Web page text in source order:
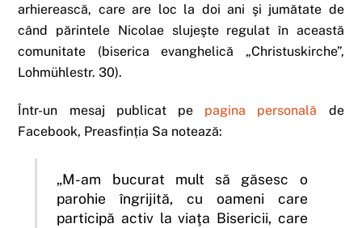
arhierească, care are loc la doi ani şi jumătate de
când părintele Nicolae slujeşte regulat în această
comunitate (biserica evanghelică „Christuskirche”,
Lohmühlestr. 30).
Într-un mesaj publicat pe pagina personală de
Facebook, Preasfinția Sa notează:
„M-am bucurat mult să găsesc o
parohie îngrijită, cu oameni care
participă activ la viaţa Bisericii, care